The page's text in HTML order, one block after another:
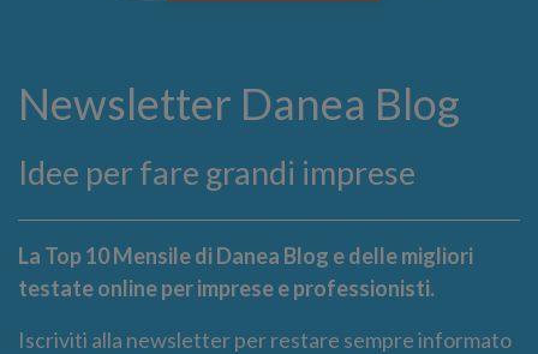
Newsletter Danea Blog
Idee per fare grandi imprese
La Top 10 Mensile di Danea Blog e delle migliori
testate online per imprese e professionisti.
Iscriviti alla newsletter per restare sempre informato